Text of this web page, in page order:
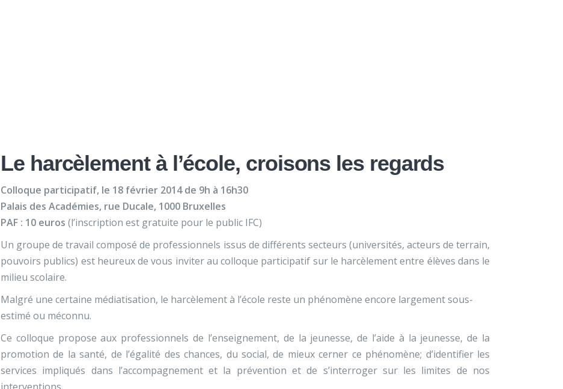
Nous soutenir
Le harcèlement à l’école, croisons les regards
Colloque participatif, le 18 février 2014 de 9h à 16h30
Palais des Académies, rue Ducale, 1000 Bruxelles
PAF : 10 euros (l’inscription est gratuite pour le public IFC)
Un groupe de travail composé de professionnels issus de différents secteurs (universités, acteurs de terrain,
pouvoirs publics) est heureux de vous inviter au colloque participatif sur le harcèlement entre élèves dans le
milieu scolaire.
Malgré une certaine médiatisation, le harcèlement à l’école reste un phénomène encore largement sous-
estimé ou méconnu.
Ce colloque propose aux professionnels de l’enseignement, de la jeunesse, de l’aide à la jeunesse, de la
promotion de la santé, de l’égalité des chances, du social, de mieux cerner ce phénomène; d’identifier les
services impliqués dans l’accompagnement et la prévention et de s’interroger sur les limites de nos